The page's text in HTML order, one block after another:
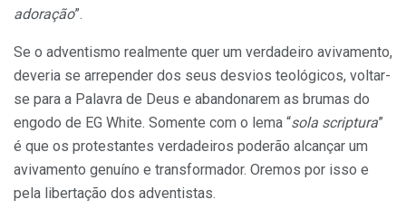
adoração”.
Se o adventismo realmente quer um verdadeiro avivamento,
deveria se arrepender dos seus desvios teológicos, voltar-
se para a Palavra de Deus e abandonarem as brumas do
engodo de EG White. Somente com o lema “sola scriptura”
é que os protestantes verdadeiros poderão alcançar um
avivamento genuíno e transformador. Oremos por isso e
pela libertação dos adventistas.